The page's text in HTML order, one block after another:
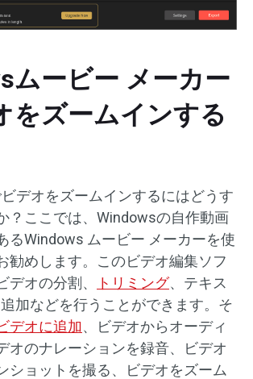
ムービー メーカー
をズームインする
デオをズームインするにはどうす
？ここでは、Windowsの自作動画
るWindows ムービー メーカーを使
勧めします。このビデオ編集ソフ
デオの分割、
トリミング、テキス
加などを行うことができます。そ
デオに追加、ビデオからオーディ
オのナレーションを録音、ビデオ
ショットを撮る、ビデオをズーム